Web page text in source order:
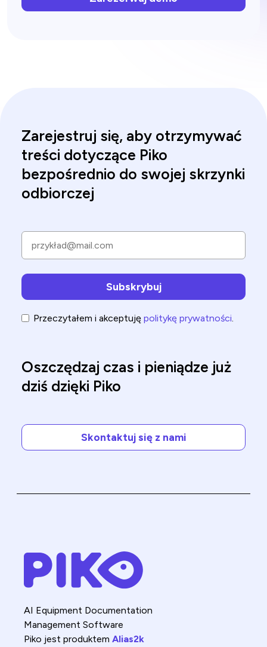
Zarejestruj się, aby otrzymywać
treści dotyczące Piko
bezpośrednio do swojej skrzynki
odbiorczej
Przeczytałem i akceptuję politykę prywatności
Oszczędzaj czas i pieniądze już
dziś dzięki Piko
Skontaktuj się z nami
AI Equipment Documentation
Management Software
Piko jest produktem Alias2k